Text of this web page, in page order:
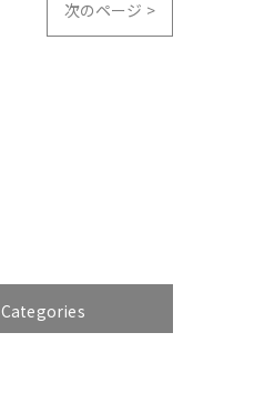
次のページ >
Categories